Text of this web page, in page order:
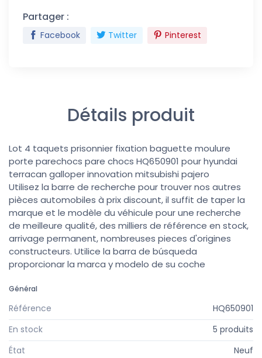
Partager :
Facebook Twitter Pinterest
Détails produit
Lot 4 taquets prisonnier fixation baguette moulure
porte parechocs pare chocs HQ650901 pour hyundai
terracan galloper innovation mitsubishi pajero
Utilisez la barre de recherche pour trouver nos autres
pièces automobiles à prix discount, il suffit de taper la
marque et le modèle du véhicule pour une recherche
de meilleure qualité, des milliers de référence en stock,
arrivage permanent, nombreuses pieces d'origines
constructeurs. Utilice la barra de búsqueda
proporcionar la marca y modelo de su coche
Général
Référence
HQ650901
En stock
5 produits
État
Neuf